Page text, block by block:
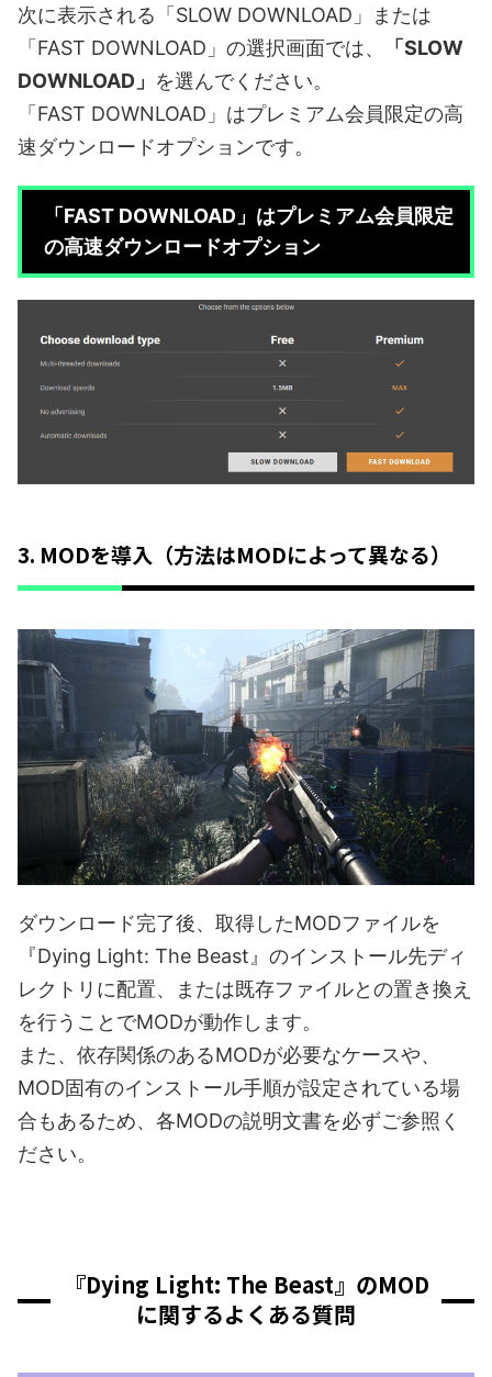
次に表示される「SLOW DOWNLOAD」または
「FAST DOWNLOAD」の選択画面では、
「SLOW
DOWNLOAD」 を選んでください。
「FAST DOWNLOAD」はプレミアム会員限定の高
速ダウンロードオプションです。
「FAST DOWNLOAD」はプレミアム会員限定
の高速ダウンロードオプション
3. MODを導入（方法はMODによって異なる）
ダウンロード完了後、取得したMODファイルを
『Dying Light: The Beast』のインストール先ディ
レクトリに配置、または既存ファイルとの置き換え
を行うことでMODが動作します。
また、依存関係のあるMODが必要なケースや、
MOD固有のインストール手順が設定されている場
合もあるため、各MODの説明文書を必ずご参照く
ださい。
『Dying Light: The Beast』のMOD
に関するよくある質問